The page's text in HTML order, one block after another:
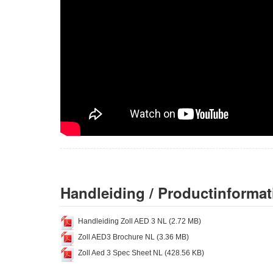
Handleiding /
Handleiding Zoll AED 3 NL (2.72 MB)
Zoll AED3 Brochure NL (3.36 MB)
Zoll Aed 3 Spec Sheet NL (428.56 KB)